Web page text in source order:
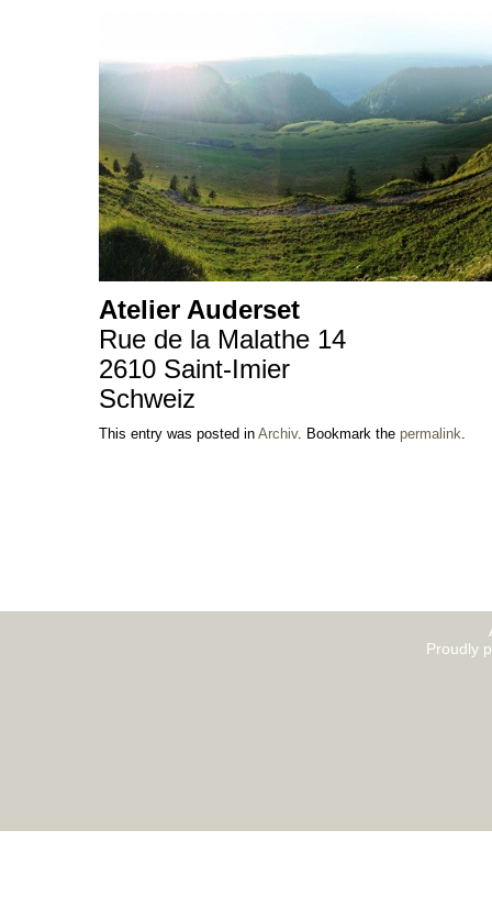
Atelier Auderset
Rue de la Malathe 14
2610 Saint-Imier
Schweiz
This entry was posted in Archiv. Bookmark the permalink.
Proudly